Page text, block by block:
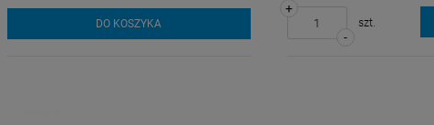
DO KOSZYKA
-
+
szt.